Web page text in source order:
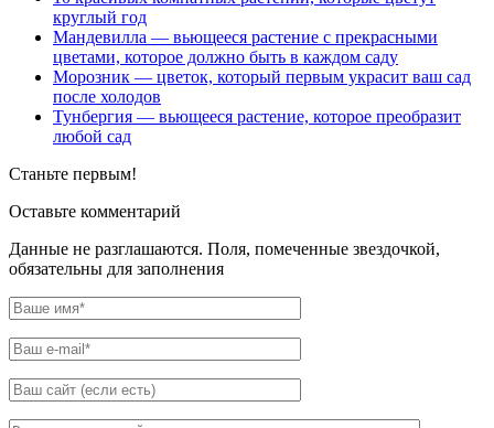
круглый год
Мандевилла — вьющееся растение с прекрасными
цветами, которое должно быть в каждом саду
Морозник — цветок, который первым украсит ваш сад
после холодов
Тунбергия — вьющееся растение, которое преобразит
любой сад
Станьте первым!
Оставьте комментарий
Данные не разглашаются. Поля, помеченные звездочкой,
обязательны для заполнения